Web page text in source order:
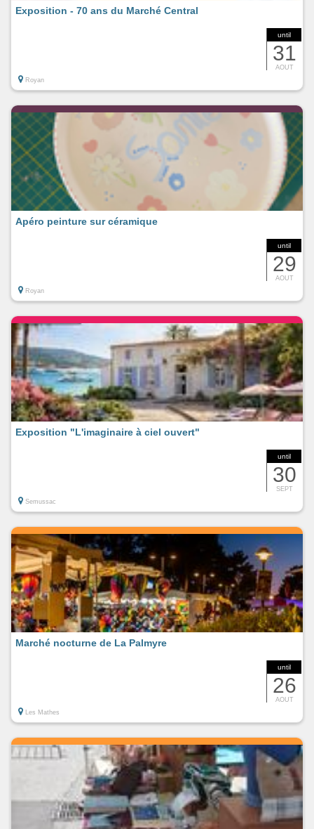
until
31
AOUT
Exposition - 70 ans du Marché Central
Royan
until
29
AOUT
Apéro peinture sur céramique
Royan
until
30
SEPT
Exposition "L'imaginaire à ciel ouvert"
Semussac
until
26
AOUT
Marché nocturne de La Palmyre
Les Mathes